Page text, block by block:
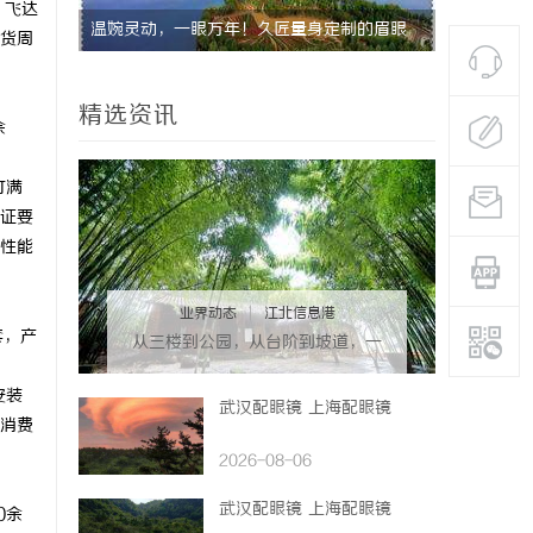
飞达
周
满
要
能
产
装
费
余
选平台 温婉灵动，一眼万年！久匠量身定制的眉眼
气质加分项
精选资讯
业界动态 | 江北信息港
从三楼到公园，从台阶到坡道，一
部高续航电动轮椅如何改变生活
武汉配眼镜 上海配眼镜
2026-08-06
武汉配眼镜 上海配眼镜